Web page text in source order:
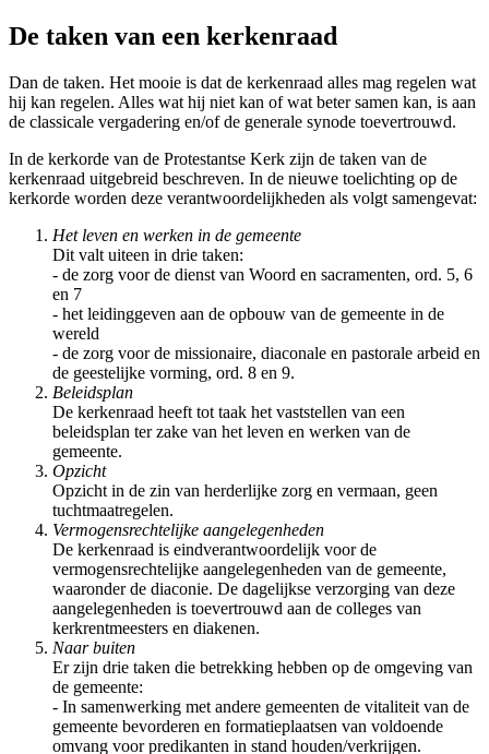
De taken van een kerkenraad
Dan de taken. Het mooie is dat de kerkenraad alles mag regelen wat
hij kan regelen. Alles wat hij niet kan of wat beter samen kan, is aan
de classicale vergadering en/of de generale synode toevertrouwd.
In de kerkorde van de Protestantse Kerk zijn de taken van de
kerkenraad uitgebreid beschreven. In de nieuwe toelichting op de
kerkorde worden deze verantwoordelijkheden als volgt samengevat:
Het leven en werken in de gemeente
Dit valt uiteen in drie taken:
- de zorg voor de dienst van Woord en sacramenten, ord. 5, 6
en 7
- het leidinggeven aan de opbouw van de gemeente in de
wereld
- de zorg voor de missionaire, diaconale en pastorale arbeid en
de geestelijke vorming, ord. 8 en 9.
Beleidsplan
De kerkenraad heeft tot taak het vaststellen van een
beleidsplan ter zake van het leven en werken van de
gemeente.
Opzicht
Opzicht in de zin van herderlijke zorg en vermaan, geen
tuchtmaatregelen.
Vermogensrechtelijke aangelegenheden
De kerkenraad is eindverantwoordelijk voor de
vermogensrechtelijke aangelegenheden van de gemeente,
waaronder de diaconie. De dagelijkse verzorging van deze
aangelegenheden is toevertrouwd aan de colleges van
kerkrentmeesters en diakenen.
Naar buiten
Er zijn drie taken die betrekking hebben op de omgeving van
de gemeente:
- In samenwerking met andere gemeenten de vitaliteit van de
gemeente bevorderen en formatieplaatsen van voldoende
omvang voor predikanten in stand houden/verkrijgen.